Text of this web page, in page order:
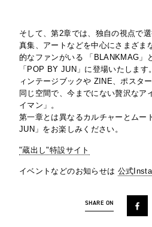
そして、第2章では、独自の視点で
真集、アートなどを中心にさまざま
的なファンがいる 「BLANKMAG」
「POP BY JUN」に登場いたしま
ィンテージブックや ZINE、ポスタ
同じ空間で、今までにない贅沢なア
イマン」。
第一章とは異なるカルチャーとムー
JUN」をお楽しみください。
"蔵出し"特設サイト
イベントなどのお知らせは 公式
SHARE ON